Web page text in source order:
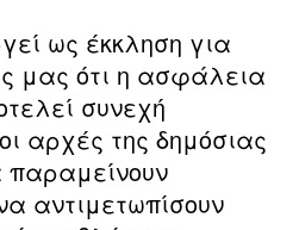
ως έκκληση για
μας ότι η ασφάλεια
συνεχή
αρχές της δημόσιας
παραμείνουν
αντιμετωπίσουν